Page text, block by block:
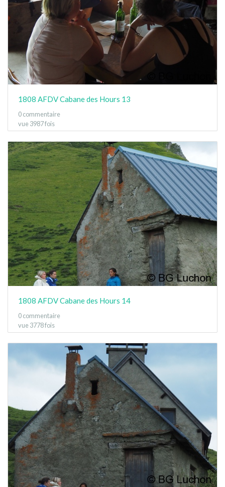
1808 AFDV Cabane des Hours 13
0 commentaire
vue 3987 fois
1808 AFDV Cabane des Hours 14
0 commentaire
vue 3778 fois